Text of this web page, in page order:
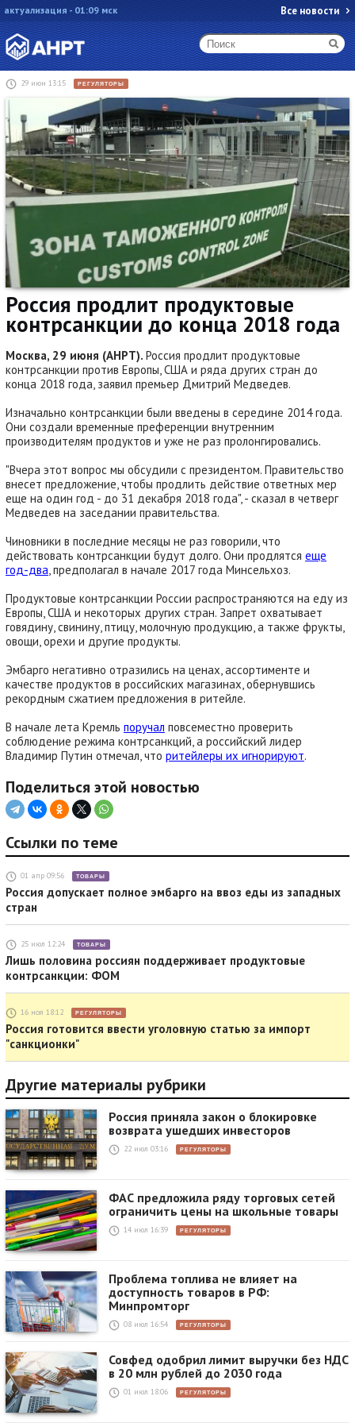
актуализация - 01:09 мск Все новости
29 июн 13:15 РЕГУЛЯТОРЫ
​Россия продлит продуктовые
контрсанкции до конца 2018 года
Москва, 29 июня (АНРТ). Россия продлит продуктовые
контрсанкции против Европы, США и ряда других стран до
конца 2018 года, заявил премьер Дмитрий Медведев.
Изначально контрсанкции были введены в середине 2014 года.
Они создали временные преференции внутренним
производителям продуктов и уже не раз пролонгировались.
"Вчера этот вопрос мы обсудили с президентом. Правительство
внесет предложение, чтобы продлить действие ответных мер
еще на один год - до 31 декабря 2018 года", - сказал в четверг
Медведев на заседании правительства.
Чиновники в последние месяцы не раз говорили, что
действовать контрсанкции будут долго. Они продлятся еще
год-два, предполагал в начале 2017 года Минсельхоз.
Продуктовые контрсанкции России распространяются на еду из
Европы, США и некоторых других стран. Запрет охватывает
говядину, свинину, птицу, молочную продукцию, а также фрукты,
овощи, орехи и другие продукты.
Эмбарго негативно отразились на ценах, ассортименте и
качестве продуктов в российских магазинах, обернувшись
рекордным сжатием предложения в ритейле.
В начале лета Кремль поручал повсеместно проверить
соблюдение режима контрсанкций, а российский лидер
Владимир Путин отмечал, что ритейлеры их игнорируют.
Поделиться этой новостью
Ссылки по теме
01 апр 09:56 ТОВАРЫ
Россия допускает полное эмбарго на ввоз еды из западных
стран
25 июл 12:24 ТОВАРЫ
Лишь половина россиян поддерживает продуктовые
контрсанкции: ФОМ
16 ноя 18:12 РЕГУЛЯТОРЫ
​Россия готовится ввести уголовную статью за импорт
"санкционки"
Другие материалы рубрики
Россия приняла закон о блокировке
возврата ушедших инвесторов
22 июл 03:16 РЕГУЛЯТОРЫ
ФАС предложила ряду торговых сетей
ограничить цены на школьные товары
14 июл 16:39 РЕГУЛЯТОРЫ
Проблема топлива не влияет на
доступность товаров в РФ:
Минпромторг
08 июл 16:54 РЕГУЛЯТОРЫ
Совфед одобрил лимит выручки без НДС
в 20 млн рублей до 2030 года
01 июл 18:06 РЕГУЛЯТОРЫ